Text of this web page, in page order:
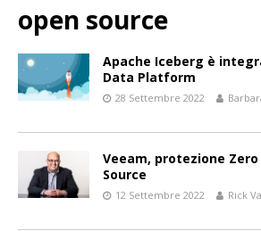
open source
Apache Iceberg è
Data Platform
28 Settembre 2022
Veeam, protezione
Source
12 Settembre 2022 Rick